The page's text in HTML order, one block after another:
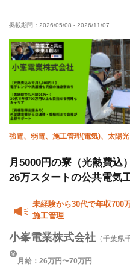
60代以上活躍中 夏季休暇
掲載期間： 2026/05/08 - 2026/11/07
強電、弱電、施工管理(電気)、太陽光
月5000円の寮（光熱費込
26万スタートの公共電気
未経験から30代で年収700
施工管理
小峯電業株式会社 （千葉県
月給：26万円〜70万円